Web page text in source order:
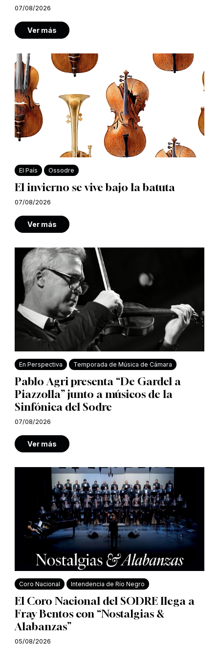
07/08/2026
Ver más
El País Ossodre
El invierno se vive bajo la batuta
07/08/2026
Ver más
En Perspectiva Temporada de Música de Cámara
Pablo Agri presenta “De Gardel a
Piazzolla” junto a músicos de la
Sinfónica del Sodre
07/08/2026
Ver más
Coro Nacional Intendencia de Río Negro
El Coro Nacional del SODRE llega a
Fray Bentos con “Nostalgias &
Alabanzas”
05/08/2026